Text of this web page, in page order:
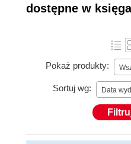
dostępne w
Pokaż produkty:
Sortuj wg: Data